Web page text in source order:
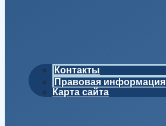
Контакты
Правовая информация
Карта сайта